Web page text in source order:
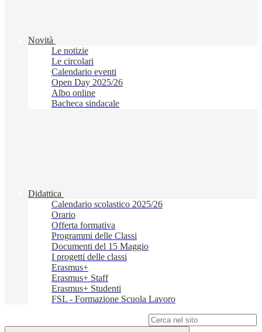
Novità
Le notizie
Le circolari
Calendario eventi
Open Day 2025/26
Albo online
Bacheca sindacale
Didattica
Calendario scolastico 2025/26
Orario
Offerta formativa
Programmi delle Classi
Documenti del 15 Maggio
I progetti delle classi
Erasmus+
Erasmus+ Staff
Erasmus+ Studenti
FSL - Formazione Scuola Lavoro